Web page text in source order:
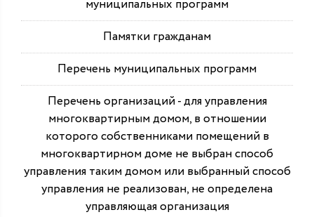
муниципальных программ
Памятки гражданам
Перечень муниципальных программ
Перечень организаций - для управления
многоквартирным домом, в отношении
которого собственниками помещений в
многоквартирном доме не выбран способ
управления таким домом или выбранный способ
управления не реализован, не определена
управляющая организация